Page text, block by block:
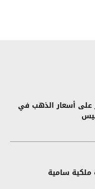
على أسعار الذهب في
ملكية سامية